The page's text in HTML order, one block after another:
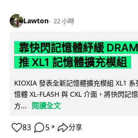
Lawton 22 小時
靠快閃記憶體紓緩
推 XL1 記憶體擴充模組
KIOXIA 發表全新記憶體擴充模組 XL1
憶體 XL-FLASH 與 CXL 介面，將快閃記
方...
閱讀全文
83 5 ↗ 分享